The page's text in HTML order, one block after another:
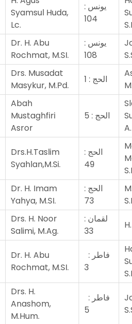
Syamsul Huda,
Lc.
يونس :
104
Dr. H. Abu
Rochmat, M.SI.
يونس :
108
Drs. Musadat
Masykur, M.Pd.
الحج : 1
Abah
Mustaghfiri
Asror
الحج : 5
Drs.H.Taslim
Syahlan,M.Si.
الحج :
49
Dr. H. Imam
Yahya, M.SI.
الحج :
73
Drs. H. Noor
Salimi, M.Ag.
لقمان :
33
Dr. H. Abu
Rochmat, M.SI.
3
Drs. H.
Anashom,
M.Hum.
5